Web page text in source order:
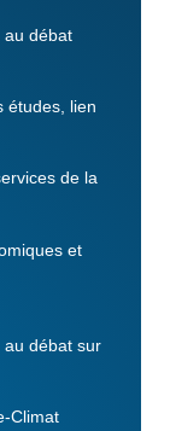
au débat
études, lien
de la
et
au débat sur
Climat